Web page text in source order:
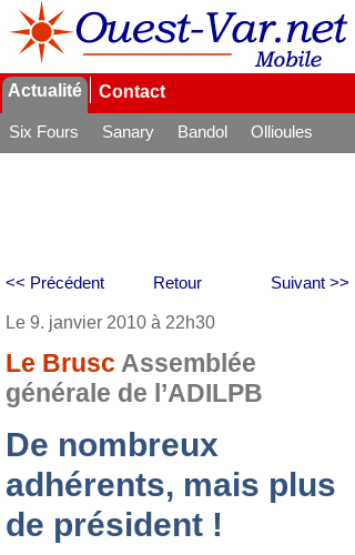
Actualité Contact
Six Fours Sanary Bandol
Ollioules
Retour
<< Précédent Suivant >>
Le 9. janvier 2010 à 22h30
Le Brusc Assemblée
générale de l’ADILPB
De nombreux
adhérents, mais plus
de président !